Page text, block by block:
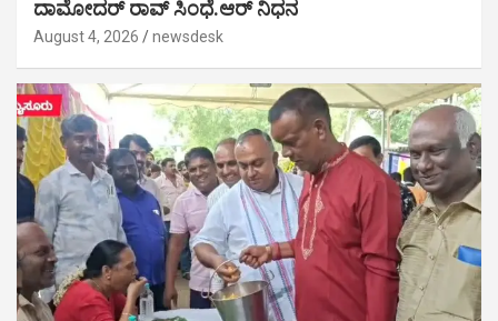
ದಾಮೋದರ್ ರಾವ್ ಸಿಂಧೆ.ಆರ್ ನಿಧನ
August 4, 2026 newsdesk